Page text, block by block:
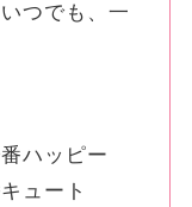
つでも、一
ハッピー
ュート